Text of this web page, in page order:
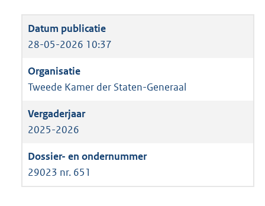
28-05-2026 10:37
Tweede Kamer der Staten-Generaal
2025-2026
29023 nr. 651